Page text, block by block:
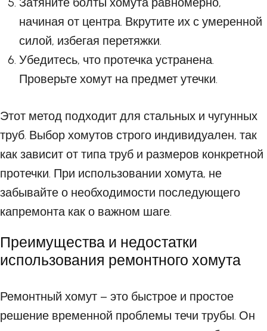
начиная от центра. Вкрутите их с умеренной
силой, избегая перетяжки.
Убедитесь, что протечка устранена.
Проверьте хомут на предмет утечки.
Этот метод подходит для стальных и чугунных
труб. Выбор хомутов строго индивидуален, так
как зависит от типа труб и размеров конкретной
протечки. При использовании хомута, не
забывайте о необходимости последующего
капремонта как о важном шаге.
Преимущества и недостатки
использования ремонтного хомута
Ремонтный хомут – это быстрое и простое
решение временной проблемы течи трубы. Он